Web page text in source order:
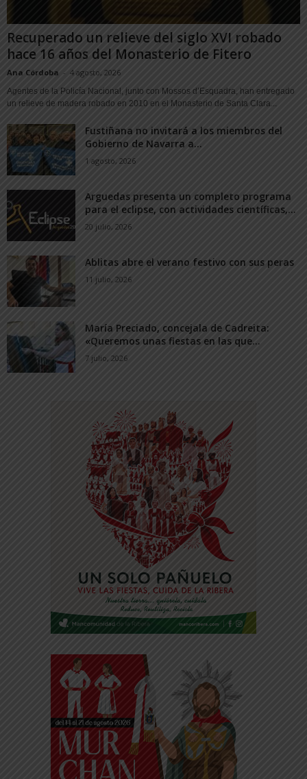
Recuperado un relieve del siglo XVI robado
hace 16 años del Monasterio de Fitero
Ana Córdoba - 4 agosto, 2026
Agentes de la Policía Nacional, junto con Mossos d’Esquadra, han entregado
un relieve de madera robado en 2010 en el Monasterio de Santa Clara...
Fustiñana no invitará a los miembros del
Gobierno de Navarra a...
1 agosto, 2026
Arguedas presenta un completo programa
para el eclipse, con actividades científicas,...
20 julio, 2026
Ablitas abre el verano festivo con sus peras
11 julio, 2026
María Preciado, concejala de Cadreita:
«Queremos unas fiestas en las que...
7 julio, 2026